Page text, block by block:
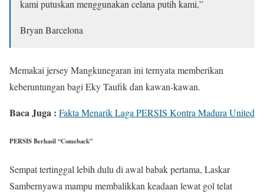
kami putuskan menggunakan celana putih kami,”
Bryan Barcelona
Memakai jersey Mangkunegaran ini ternyata memberikan
keberuntungan bagi Eky Taufik dan kawan-kawan.
Baca Juga : Fakta Menarik Laga PERSIS Kontra Madura United
PERSIS Berhasil “Comeback”
Sempat tertinggal lebih dulu di awal babak pertama, Laskar
Sambernyawa mampu membalikkan keadaan lewat gol telat